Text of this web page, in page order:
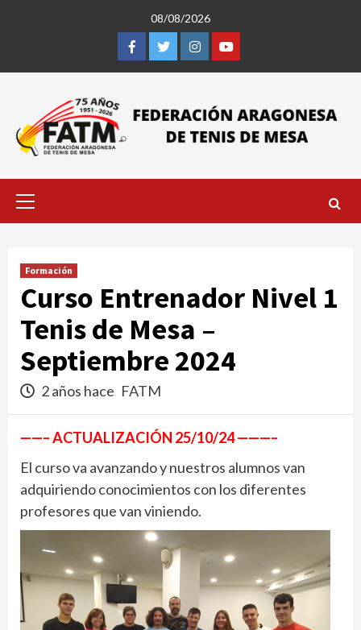
08/08/2026
Facebook
TwitterInstagramYoutube
Menú
Formación
Curso Entrenador Nivel 1
Tenis de Mesa –
Septiembre 2024
2 años hace FATM
——– ACTUALIZACIÓN 25/10/24 ———–
El curso va avanzando y nuestros alumnos van
adquiriendo conocimientos con los diferentes
profesores que van viniendo.